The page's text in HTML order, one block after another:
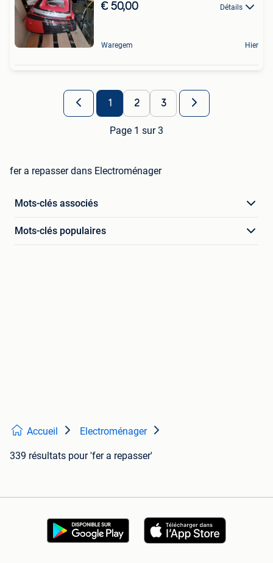
€ 50,00 Détails
Waregem Hier
1 2 3
Page 1 sur 3
fer a repasser dans Electroménager
Mots-clés associés
Mots-clés populaires
Accueil Electroménager
339 résultats pour 'fer a repasser'